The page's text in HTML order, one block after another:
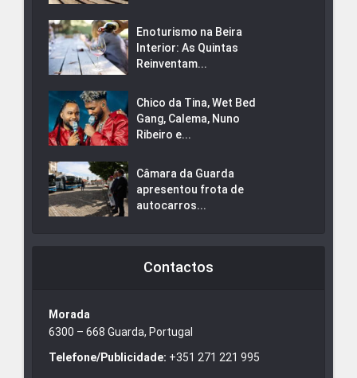
Enoturismo na Beira
Interior: As Quintas
Reinventam...
Chico da Tina, Wet Bed
Gang, Calema, Nuno
Ribeiro e...
Câmara da Guarda
apresentou frota de
autocarros...
Contactos
Morada
6300 – 668 Guarda, Portugal
Telefone/Publicidade: +351 271 221 995